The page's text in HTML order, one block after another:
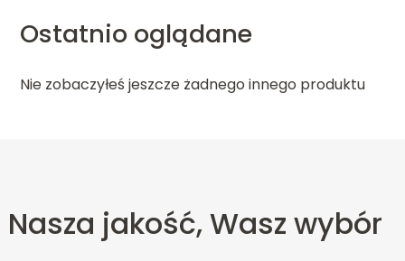
Ostatnio oglądane
Nie zobaczyłeś jeszcze żadnego innego produktu
Nasza jakość, Wasz wybór